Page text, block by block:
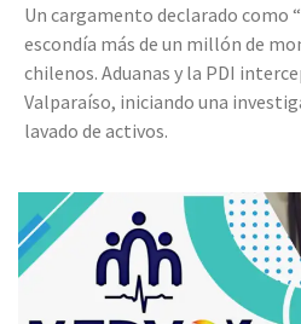
Un cargamento declarado como
escondía más de un millón de
chilenos. Aduanas y la PDI
Valparaíso, iniciando una
lavado de activos.